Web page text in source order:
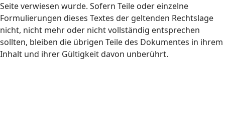
Seite verwiesen wurde. Sofern Teile oder einzelne
Formulierungen dieses Textes der geltenden Rechtslage
nicht, nicht mehr oder nicht vollständig entsprechen
sollten, bleiben die übrigen Teile des Dokumentes in ihrem
Inhalt und ihrer Gültigkeit davon unberührt.